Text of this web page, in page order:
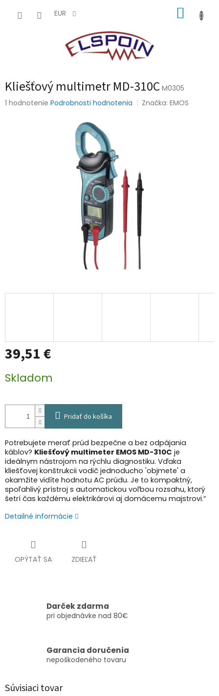
EUR
Kliešťový multimetr MD-310C M0305
Priemerné
1 hodnotenie Podrobnosti hodnotenia Značka:EMOS
39,51 €
cena:
Skladom
Pridať do košíka
Potrebujete merať prúd bezpečne a bez odpájania
káblov? Kliešťový multimeter EMOS MD-310C je
ideálnym nástrojom na rýchlu diagnostiku. Vďaka
kliešťovej konštrukcii vodič jednoducho 'objmete' a
okamžite vidíte hodnotu AC prúdu. Je to kompaktný,
spoľahlivý prístroj s automatickou voľbou rozsahu, ktorý
šetrí čas každému elektrikárovi aj domácemu majstrovi.“
Detailné informácie
OPÝTAŤ SA ZDIEĽAŤ
Darček zdarma
pri objednávke nad 80€
Garancia doručenia
nepoškodeného tovaru
Súvisiaci tovar